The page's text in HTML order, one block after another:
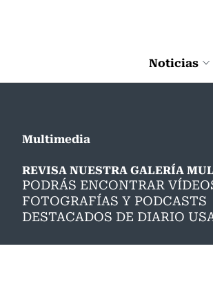
Noticias
Multimedia
REVISA NUESTRA GALERÍA
PODRÁS ENCONTRAR
FOTOGRAFÍAS Y PODCASTS
DESTACADOS DE DIARIO